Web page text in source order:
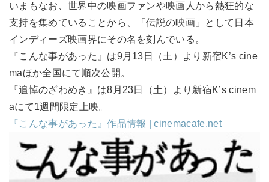
いまもなお、世界中の映画ファンや映画人から熱狂的な
支持を集めていることから、「伝説の映画」として日本
インディーズ映画界にその名を刻んでいる。
『こんな事があった』は9月13日（土）より新宿K’s cine
maほか全国にて順次公開。
『追悼のざわめき』は8月23日（土）より新宿K’s cinem
aにて1週間限定上映。
『こんな事があった』作品情報 | cinemacafe.net